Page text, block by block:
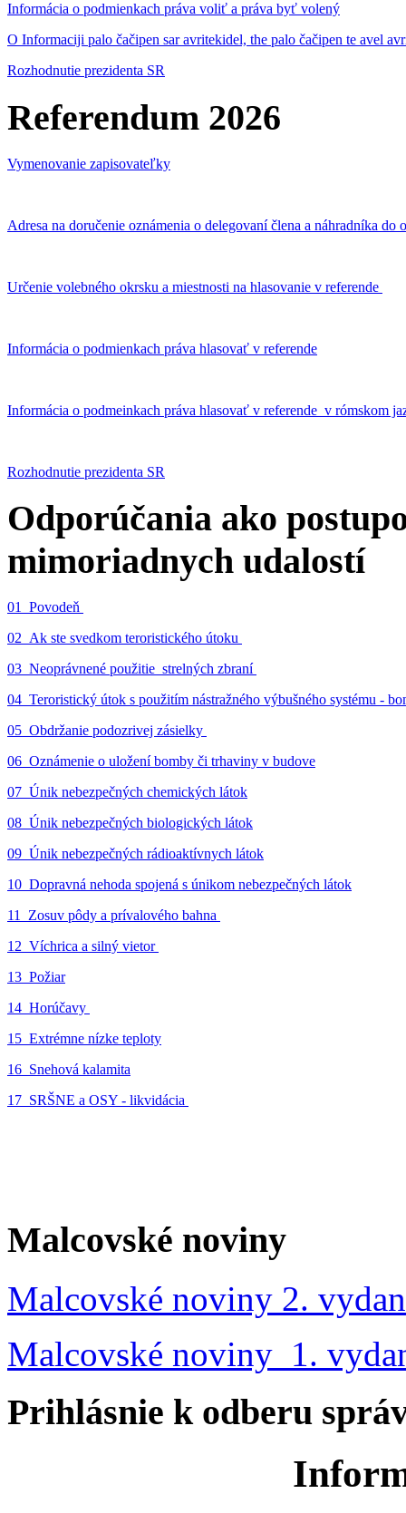
Informácia o podmienkach práva voliť a práva byť volený
O Informaciji palo čačipen sar avritekidel, the palo čačipen te avel
Rozhodnutie prezidenta SR
Referendum 2026
Vymenovanie zapisovateľky
Adresa na doručenie oznámenia o delegovaní člena a náhradníka
Určenie volebného okrsku a miestnosti na hlasovanie v referende
Informácia o podmienkach práva hlasovať v referende
Informácia o podmeinkach práva hlasovať v referende v rómskom
Rozhodnutie prezidenta SR
Odporúčania ako
mimoriadnych udalostí
01_Povodeň
02_Ak ste svedkom teroristického útoku
03_Neoprávnené použitie strelných zbraní
04_Teroristický útok s použitím nástražného výbušného systému -
05_Obdržanie podozrivej zásielky
06_Oznámenie o uložení bomby či trhaviny v budove
07_Únik nebezpečných chemických látok
08_Únik nebezpečných biologických látok
09_Únik nebezpečných rádioaktívnych látok
10_Dopravná nehoda spojená s únikom nebezpečných látok
11_Zosuv pôdy a prívalového bahna
12_Víchrica a silný vietor
13_Požiar
14_Horúčavy
15_Extrémne nízke teploty
16_Snehová kalamita
17_SRŠNE a OSY - likvidácia
Malcovské noviny
Malcovské noviny 2.
Malcovské noviny 1.
Prihlásnie k odberu